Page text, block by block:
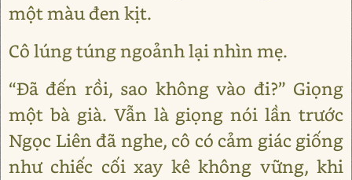
một màu đen kịt.
Cô lúng túng ngoảnh lại nhìn mẹ.
“Đã đến rồi, sao không vào đi?” Giọng
một bà già. Vẫn là giọng nói lần trước
Ngọc Liên đã nghe, cô có cảm giác giống
như chiếc cối xay kê không vững, khi